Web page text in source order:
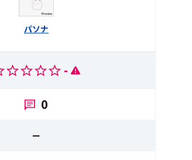
パソナ
-
0
ー